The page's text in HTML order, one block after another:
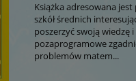
Książka adresowana
szkół średnich
poszerzyć swoją wiedzę
pozaprogramowe
problemów matem...